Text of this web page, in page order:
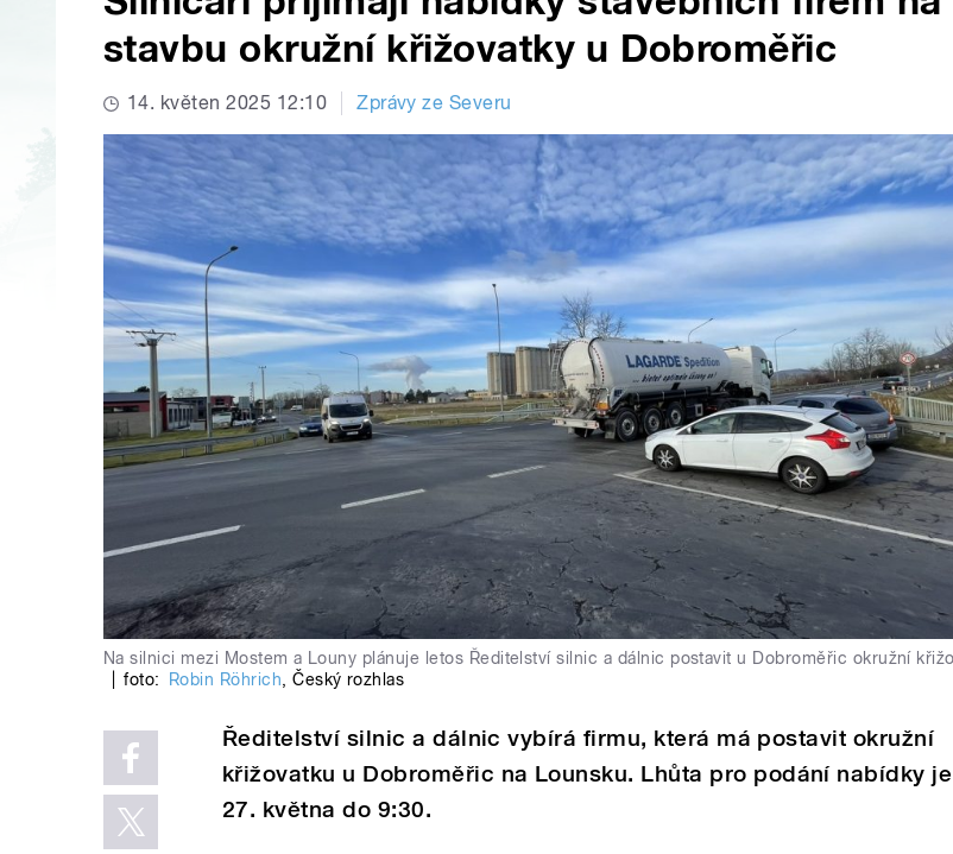
stavbu okružní křižovatky u Dobroměřic
14. květen 2025 12:10 Zprávy ze Severu
Na silnici mezi Mostem a Louny plánuje letos Ředitelství silnic a dálnic postavit u Dobroměřic okružní
foto: Robin Röhrich,Český rozhlas
Ředitelství silnic a dálnic vybírá firmu, která má postavit okružní
křižovatku u Dobroměřic na Lounsku. Lhůta pro podání nabídky je
27. května do 9:30.